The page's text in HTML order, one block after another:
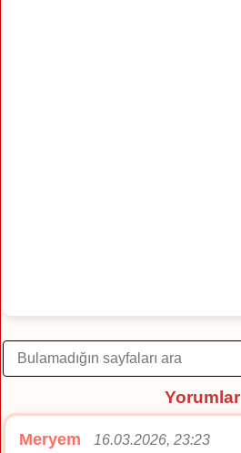
Yorumlar
Meryem 16.03.2026, 23:23